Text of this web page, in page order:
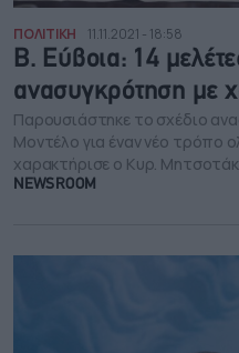
ΠΟΛΙΤΙΚΗ 11.11.2021 - 18:58
Β. Εύβοια: 14
ανασυγκρότηση με
Παρουσιάστηκε το σχέδιο
Μοντέλο για έναν νέο τρόπο
χαρακτήρισε ο Κυρ.
NEWSROOM